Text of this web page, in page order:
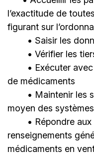
lʼexactitude de
figurant sur
• Saisir les
• Vérifier les
• Exécuter avec
de médicaments
• Maintenir les
moyen des
• Répondre aux
renseignements
médicaments en